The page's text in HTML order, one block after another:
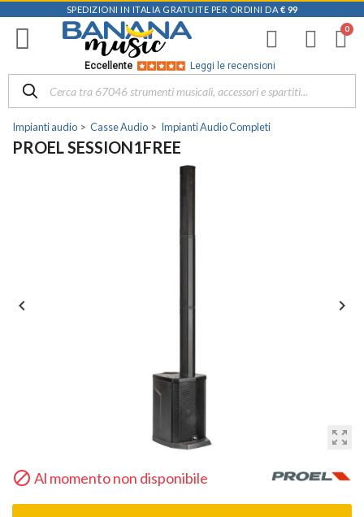
SPEDIZIONI IN ITALIA GRATUITE PER ORDINI DA € 99
Eccellente Leggi le recensioni
Impianti audio Casse Audio Impianti Audio Completi
PROEL SESSION1FREE
zoom_out_map
 
 Al momento non disponibile